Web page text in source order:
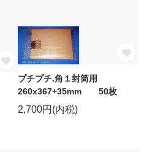
プチプチ.角１封筒用
260x367+35mm 50枚
2,700円(内税)